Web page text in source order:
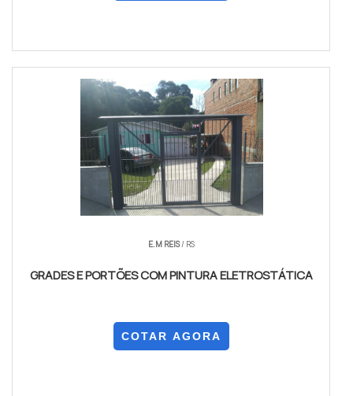
E.M REIS/ RS
GRADES E PORTÕES COM PINTURA ELETROSTÁTICA
COTAR AGORA